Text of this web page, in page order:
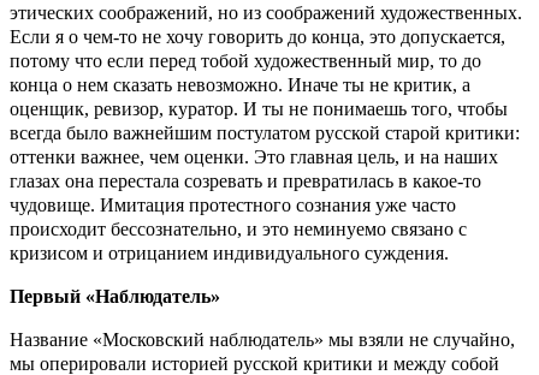
этических соображений, но из соображений художественных.
Если я о чем-то не хочу говорить до конца, это допускается,
потому что если перед тобой художественный мир, то до
конца о нем сказать невозможно. Иначе ты не критик, а
оценщик, ревизор, куратор. И ты не понимаешь того, чтобы
всегда было важнейшим постулатом русской старой критики:
оттенки важнее, чем оценки. Это главная цель, и на наших
глазах она перестала созревать и превратилась в какое-то
чудовище. Имитация протестного сознания уже часто
происходит бессознательно, и это неминуемо связано с
кризисом и отрицанием индивидуального суждения.
Первый «Наблюдатель»
Название «Московский наблюдатель» мы взяли не случайно,
мы оперировали историей русской критики и между собой